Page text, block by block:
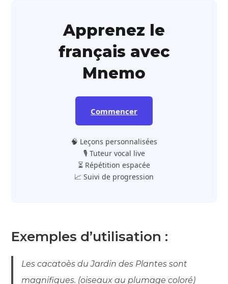
Apprenez le
français avec
Mnemo
Commencer
🧠 Leçons personnalisées
🎙️ Tuteur vocal live
⏳ Répétition espacée
📈 Suivi de progression
Exemples d’utilisation :
Les cacatoès du Jardin des Plantes sont
magnifiques. (oiseaux au plumage coloré)